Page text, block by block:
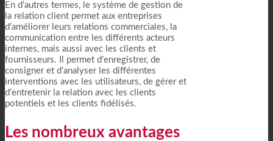
En d’autres termes, le système de gestion de
la relation client permet aux entreprises
d’améliorer leurs relations commerciales, la
communication entre les différents acteurs
internes, mais aussi avec les clients et
fournisseurs. Il permet d’enregistrer, de
consigner et d’analyser les différentes
interventions avec les utilisateurs, de gérer et
d’entretenir la relation avec les clients
potentiels et les clients fidélisés.
Les nombreux avantages